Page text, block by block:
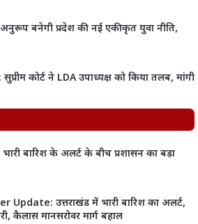
बनेगी प्रदेश की नई एकीकृत युवा नीति,
कोर्ट ने LDA उपाध्यक्ष को किया तलब, मांगी
बारिश के अलर्ट के बीच प्रशासन का बड़ा
उत्तराखंड में भारी बारिश का अलर्ट,
कैलास मानसरोवर मार्ग बहाल